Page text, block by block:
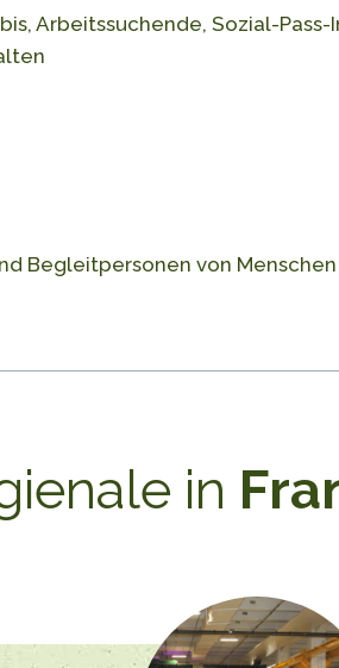
Arbeitssuchende, Sozial-
Begleitpersonen von
in